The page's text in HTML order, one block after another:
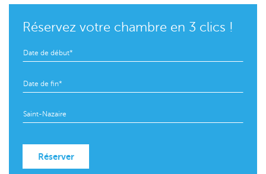
Réservez votre chambre en 3 clics !
Réserver